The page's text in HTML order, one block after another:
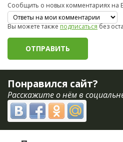
Сообщить о новых комментариях на
Вы можете такжеподписатьсябез
Понравился сайт?
Расскажите о нём в